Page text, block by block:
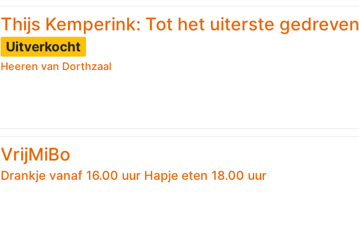
Thijs Kemperink: Tot het uiterste gedreven
Uitverkocht
Heeren van Dorthzaal
VrijMiBo
Drankje vanaf 16.00 uur Hapje eten 18.00 uur